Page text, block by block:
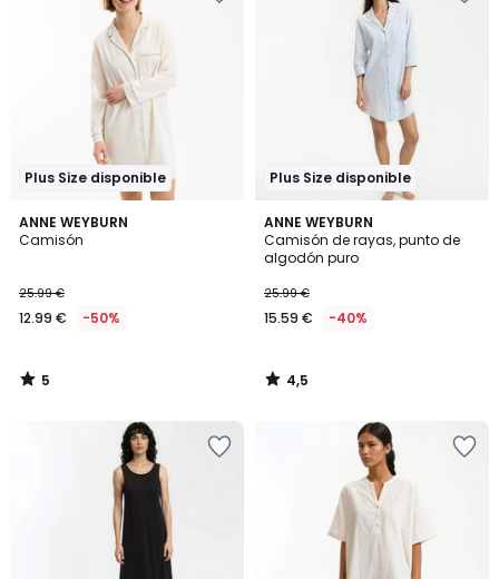
Plus Size disponible
ANNE WEYBURN
Camisón
25.99 €
12.99 € -50%
5
/
5
/
Plus Size disponible
ANNE WEYBURN
Camisón de rayas, punto de
algodón puro
25.99 €
15.59 € -40%
4,5
/ 5
4,5
/